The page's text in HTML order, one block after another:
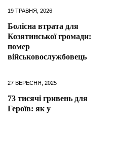
19 ТРАВНЯ, 2026
Болісна втрата для
Козятинської громади:
помер
військовослужбовець
27 ВЕРЕСНЯ, 2025
73 тисячі гривень для
Героїв: як у